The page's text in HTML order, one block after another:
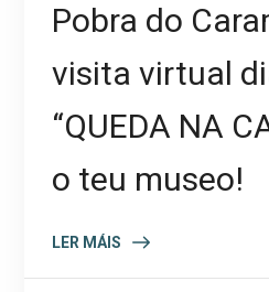
Pobra do
visita virtual
“QUEDA NA
o teu museo!
LER MÁIS